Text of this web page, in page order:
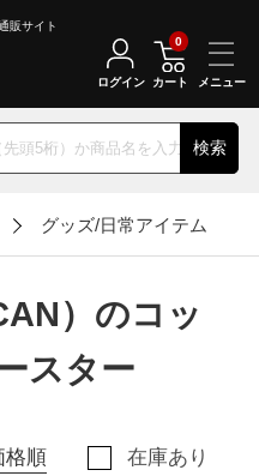
販サイト
検索
ログイン カート
0
グッズ/日常アイテム
）のコッ
スター
格順 在庫あり